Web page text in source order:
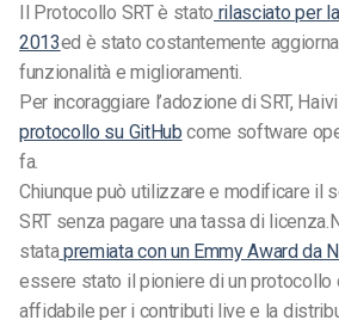
Il Protocollo SRTè stato rilasciato per
2013ed è stato costantemente
funzionalità e miglioramenti.
Per incoraggiare l’adozione di SRT,
protocollo su GitHub come software
fa.
Chiunque può utilizzare e modificare il
SRT senza pagare una tassa di licenza.
statapremiata con un Emmy Award da
essere stato il pioniere di un protocollo
affidabile per i contributi live e la